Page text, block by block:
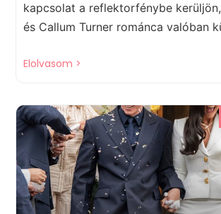
kapcsolat a reflektorfénybe
és Callum Turner románca valóban
Elolvasom >